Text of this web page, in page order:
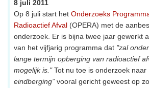
8 juli 2011
Op 8 juli start het Onderzoeks
Radioactief Afval (OPERA) met de
onderzoek. Er is bijna twee jaar gewerkt
van het vijfjarig programma dat "zal
lange termijn opberging van radioactief
mogelijk is."Tot nu toe is onderzoek naar
eindberging” vooral gericht geweest op